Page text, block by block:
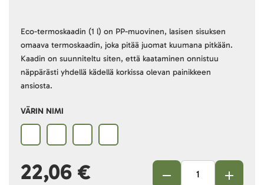
Eco-termoskaadin (1 l) on PP-muovinen, lasisen sisuksen
omaava termoskaadin, joka pitää juomat kuumana pitkään.
Kaadin on suunniteltu siten, että kaataminen onnistuu
näppärästi yhdellä kädellä korkissa olevan painikkeen
ansiosta.
VÄRIN NIMI
22,06 €
gallery